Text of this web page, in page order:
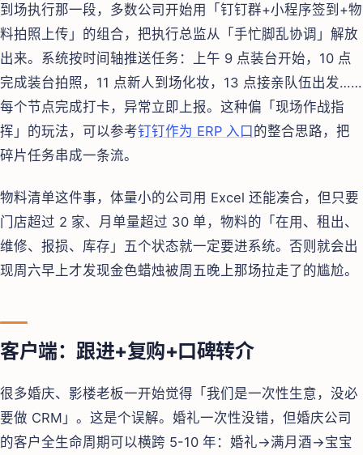
到场执行那一段，多数公司开始用「钉钉群+小程序签到+物
料拍照上传」的组合，把执行总监从「手忙脚乱协调」解放
出来。系统按时间轴推送任务：上午 9 点装台开始，10 点
完成装台拍照，11 点新人到场化妆，13 点接亲队伍出发……
每个节点完成打卡，异常立即上报。这种偏「现场作战指
挥」的玩法，可以参考钉钉作为 ERP 入口的整合思路，把
碎片任务串成一条流。
物料清单这件事，体量小的公司用 Excel 还能凑合，但只要
门店超过 2 家、月单量超过 30 单，物料的「在用、租出、
维修、报损、库存」五个状态就一定要进系统。否则就会出
现周六早上才发现金色蜡烛被周五晚上那场拉走了的尴尬。
客户端：跟进+复购+口碑转介
很多婚庆、影楼老板一开始觉得「我们是一次性生意，没必
要做 CRM」。这是个误解。婚礼一次性没错，但婚庆公司
的客户全生命周期可以横跨 5-10 年：婚礼→满月酒→宝宝